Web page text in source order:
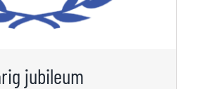
jubileum